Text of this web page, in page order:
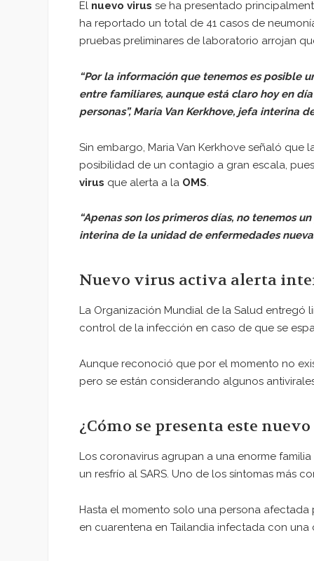
El nuevo virus se ha presentado
ha reportado un total de 41 casos de
pruebas preliminares de laboratorio arrojan
“Por la información que tenemos es posible
entre familiares, aunque está claro hoy en
personas”, Maria Van Kerkhove, jefa interina
Sin embargo, Maria Van Kerkhove señaló
posibilidad de un contagio a gran escala,
virus que alerta a la OMS
“Apenas son los primeros días, no tenemos
interina de la unidad de enfermedades
Nuevo virus activa alerta
La Organización Mundial de la Salud
control de la infección en caso de que se
Aunque reconoció que por el momento no
pero se están considerando algunos
¿Cómo se presenta este
Los coronavirus agrupan a una enorme
un resfrío al SARS. Uno de los síntomas más
Hasta el momento solo una persona afectada
en cuarentena en Tailandia infectada con una